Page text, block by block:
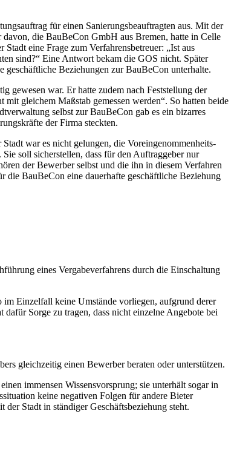
für einen Sanierungsbeauftragten aus. Mit der
die BauBeCon GmbH aus Bremen, hatte in Celle
eine Frage zum Verfahrensbetreuer: „Ist aus
sind?“ Eine Antwort bekam die GOS nicht. Später
geschäftliche Beziehungen zur BauBeCon unterhalte.
gewesen war. Er hatte zudem nach Feststellung der
gleichem Maßstab gemessen werden“. So hatten beide
selbst zur BauBeCon gab es ein bizarres
der Firma steckten.
war es nicht gelungen, die Voreingenommenheits-
soll sicherstellen, dass für den Auftraggeber nur
der Bewerber selbst und die ihn in diesem Verfahren
die BauBeCon eine dauerhafte geschäftliche Beziehung
eines Vergabeverfahrens durch die Einschaltung
im Einzelfall keine Umstände vorliegen, aufgrund derer
Sorge zu tragen, dass nicht einzelne Angebote bei
gleichzeitig einen Bewerber beraten oder unterstützen.
immensen Wissensvorsprung; sie unterhält sogar in
keine negativen Folgen für andere Bieter
Stadt in ständiger Geschäftsbeziehung steht.